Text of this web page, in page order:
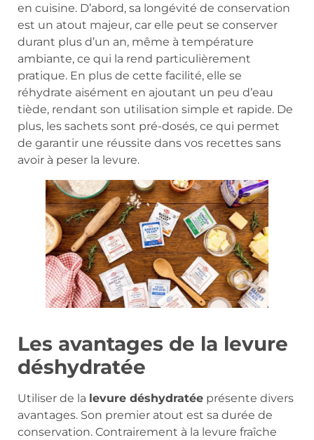
en cuisine. D’abord, sa longévité de conservation
est un atout majeur, car elle peut se conserver
durant plus d’un an, même à température
ambiante, ce qui la rend particulièrement
pratique. En plus de cette facilité, elle se
réhydrate aisément en ajoutant un peu d’eau
tiède, rendant son utilisation simple et rapide. De
plus, les sachets sont pré-dosés, ce qui permet
de garantir une réussite dans vos recettes sans
avoir à peser la levure.
Les avantages de la levure
déshydratée
Utiliser de la levure déshydratée présente divers
avantages. Son premier atout est sa durée de
conservation. Contrairement à la levure fraîche